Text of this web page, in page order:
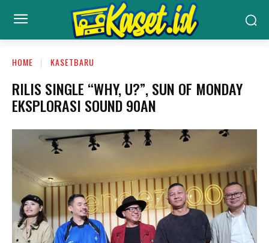
HOME KASETBARU
RILIS SINGLE “WHY, U?”, SUN OF MONDAY
EKSPLORASI SOUND 90AN